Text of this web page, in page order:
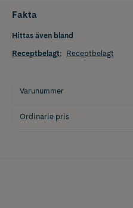
Fakta
Hittas även bland
Receptbelagt: Receptbelagt
Varunummer
Ordinarie pris